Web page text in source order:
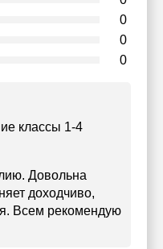
0
0
0
классы 1-4
Довольна
доходчиво,
Всем рекомендую